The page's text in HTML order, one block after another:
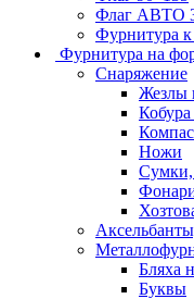
Флаг АВТО
Фурнитура
Фурнитура на
Снаряжение
Жезлы
Ножи
Сумки,
Бляха
Буквы